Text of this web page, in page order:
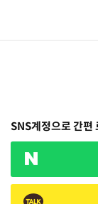
SNS계정으로 간편